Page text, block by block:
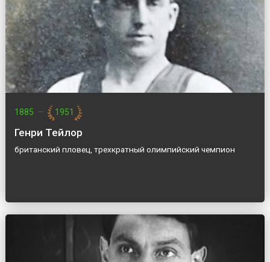
1885 — 1951
Генри Тейлор
британский пловец, трехкратный олимпийский чемпион